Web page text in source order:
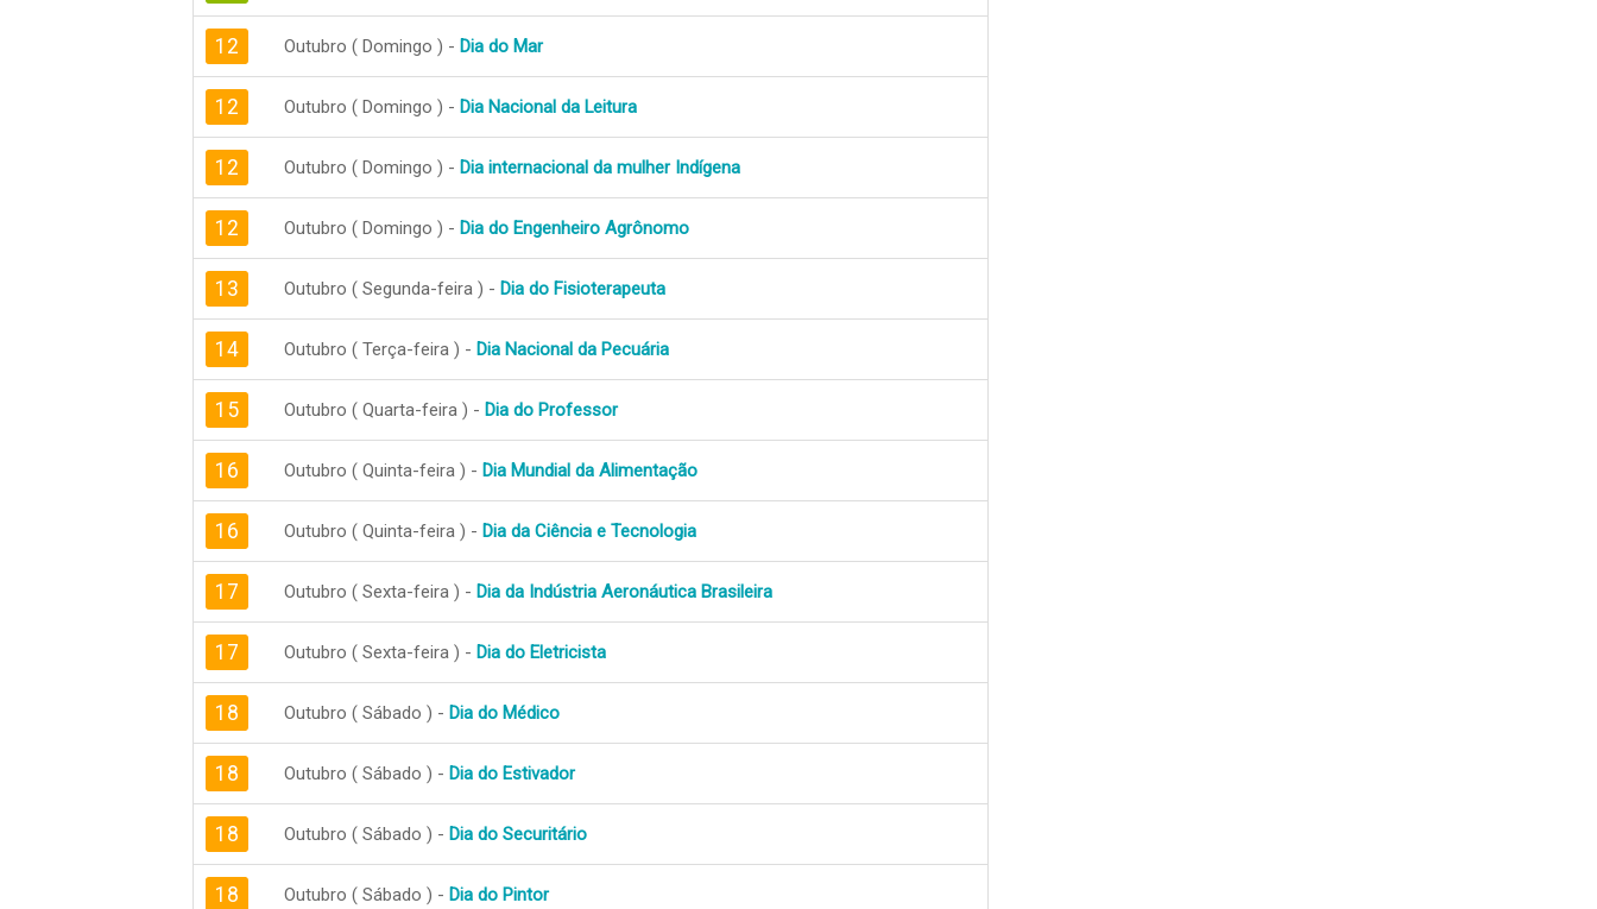
12 Outubro ( Domingo ) - Dia do Mar
12 Outubro ( Domingo ) - Dia Nacional da Leitura
12 Outubro ( Domingo ) - Dia internacional da mulher Indígena
12 Outubro ( Domingo ) - Dia do Engenheiro Agrônomo
13 Outubro ( Segunda-feira ) - Dia do Fisioterapeuta
14 Outubro ( Terça-feira ) - Dia Nacional da Pecuária
15 Outubro ( Quarta-feira ) - Dia do Professor
16 Outubro ( Quinta-feira ) - Dia Mundial da Alimentação
16 Outubro ( Quinta-feira ) - Dia da Ciência e Tecnologia
17 Outubro ( Sexta-feira ) - Dia da Indústria Aeronáutica Brasileira
17 Outubro ( Sexta-feira ) - Dia do Eletricista
18 Outubro ( Sábado ) - Dia do Médico
18 Outubro ( Sábado ) - Dia do Estivador
18 Outubro ( Sábado ) - Dia do Securitário
18 Outubro ( Sábado ) - Dia do Pintor